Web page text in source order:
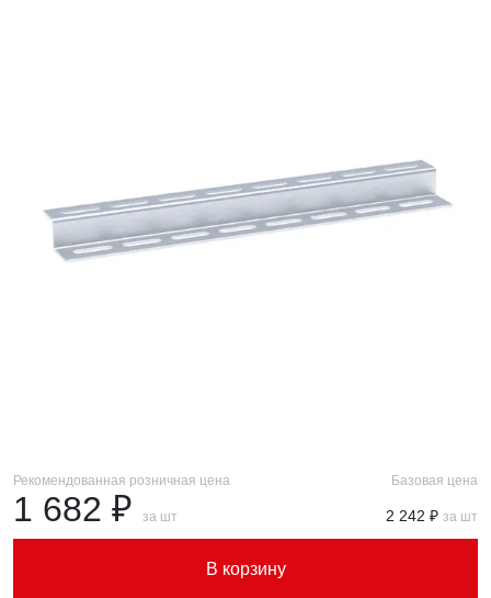
Рекомендованная розничная цена
1 682 ₽ за шт
Базовая цена
2 242 ₽ за шт
В корзину